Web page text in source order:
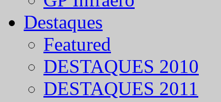
Destaques
Featured
DESTAQUES 2010
DESTAQUES 2011